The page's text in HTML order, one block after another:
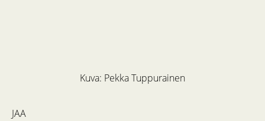
Kuva: Pekka Tuppurainen
JAA